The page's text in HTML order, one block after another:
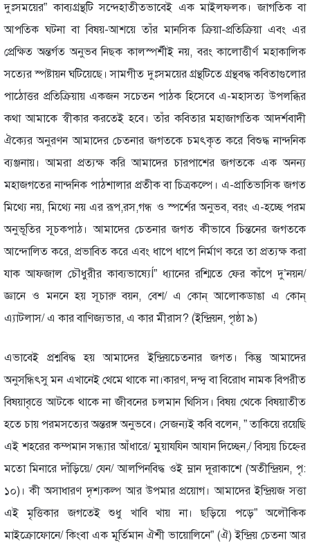
দুঃসময়ের” কাব্যগ্রন্থটি সন্দেহাতীতভাবেই এক মাইলফলক। জাগতিক বা
আপতিক ঘটনা বা বিষয়-আশয়ে তাঁর মানসিক ক্রিয়া-প্রতিক্রিয়া এবং এর
প্রেক্ষিত অন্তর্গত অনুভব নিছক কালস্পর্শীই নয়, বরং কালোত্তীর্ণ মহাকালিক
সত্যের স্পষ্টায়ন ঘটিয়েছে। সামগীত দুঃসময়ের গ্রন্থটিতে গ্রন্থবদ্ধ কবিতাগুলোর
পাঠোত্তর প্রতিক্রিয়ায় একজন সচেতন পাঠক হিসেবে এ-মহাসত্য উপলব্ধির
কথা আমাকে স্বীকার করতেই হবে। তাঁর কবিতার মহাজাগতিক আদর্শবাদী
ঐক্যের অনুরণন আমাদের চেতনার জগতকে চমৎকৃত করে বিশুদ্ধ নান্দনিক
ব্যঞ্জনায়। আমরা প্রত্যক্ষ করি আমাদের চারপাশের জগতকে এক অনন্য
মহাজগতের নান্দনিক পাঠশালার প্রতীক বা চিত্রকল্পে। এ-প্রাতিভাসিক জগত
মিথ্যে নয়, মিথ্যে নয় এর রূপ,রস,গন্ধ ও স্পর্শের অনুভব, বরং এ-হচ্ছে পরম
অনুভূতির সূচকপাঠ। আমাদের চেতনার জগত কীভাবে চিন্তনের জগতকে
আন্দোলিত করে, প্রভাবিত করে এবং ধাপে ধাপে নির্মাণ করে তা প্রত্যক্ষ করা
যাক আফজাল চৌধুরীর কাব্যভাষ্যেÍ” ধ্যানের রশ্মিতে ফের কাঁপে দু’নয়ন/
জ্ঞানে ও মননে হয় সূচারু বয়ন, বেশ/ এ কোন্ আলোকডাঙা এ কোন্
এ্যাটলাস/ এ কার বাণিজ্যভার, এ কার মীরাস? (ইন্দ্রিয়ন, পৃষ্ঠা ৯)
এভাবেই প্রশ্নবিদ্ধ হয় আমাদের ইন্দ্রিয়চেতনার জগত। কিন্তু আমাদের
অনুসন্ধিৎসু মন এখানেই থেমে থাকে না।কারণ, দন্দ্ব বা বিরোধ নামক বিপরীত
বিষয়াবৃত্তে আটকে থাকে না জীবনের চলমান থিসিস। বিষয় থেকে বিষয়াতীত
হতে চায় পরমসত্যের অন্তরঙ্গ অনুভবে। সেজন্যই কবি বলেন, ” তাকিয়ে রয়েছি
এই শহরের কম্পমান সন্ধ্যার আঁধারে/ মুয়াযযিন আযান দিচ্ছেন,/ বিস্ময় চিহ্নের
মতো মিনারে দাঁড়িয়ে/ যেন/ আলপিনবিদ্ধ ওই ম্লান দূরাকাশে (অতীন্দ্রিয়ন, পৃ:
১০)। কী অসাধারণ দৃশ্যকল্প আর উপমার প্রয়োগ। আমাদের ইন্দ্রিয়জ সত্তা
এই মৃত্তিকার জগতেই শুধু খাবি খায় না। ছড়িয়ে পড়ে” অলৌকিক
মাইক্রোফোনে/ কিংবা এক মূর্তিমান ঐশী ভায়োলিনে” (ঐ) ইন্দ্রিয় চেতনা আর